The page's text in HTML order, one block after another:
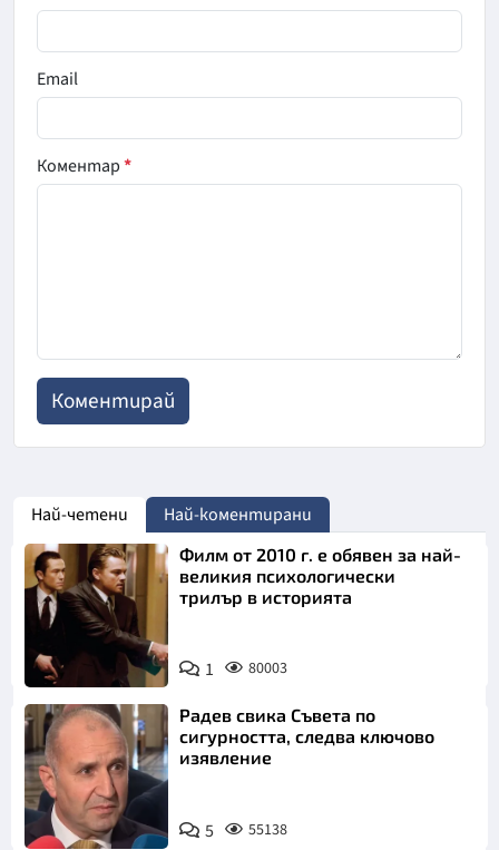
Email
Коментар*
Най-четени Най-коментирани
Филм от 2010 г. е обявен за най-
великия психологически
трилър в историята
1 80003
Радев свика Съвета по
сигурността, следва ключово
изявление
5 55138